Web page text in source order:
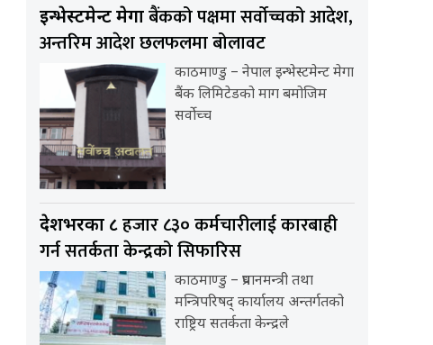
इन्भेस्टमेन्ट मेगाबैंकको पक्षमा सर्वाेच्चको आदेश,
अन्तरिम आदेश छलफलमा बोलावट
काठमाण्डु – नेपाल इन्भेस्टमेन्ट मेगा
बैंक लिमिटेडको माग बमोजिम
सर्वोच्च
देशभरका ८हजार ८३० कर्मचारीलाई कारबाही
गर्न सतर्कता केन्द्रको सिफारिस
काठमाण्डु – प्रधानमन्त्री तथा
मन्त्रिपरिषद् कार्यालय अन्तर्गतको
राष्ट्रिय सतर्कता केन्द्रले